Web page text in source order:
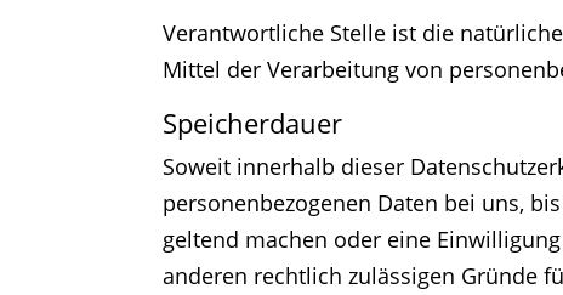
Verantwortliche Stelle ist die
Mittel der Verarbeitung von
Speicherdauer
Soweit innerhalb dieser
personenbezogenen Daten bei uns,
geltend machen oder eine
anderen rechtlich zulässigen Gründe